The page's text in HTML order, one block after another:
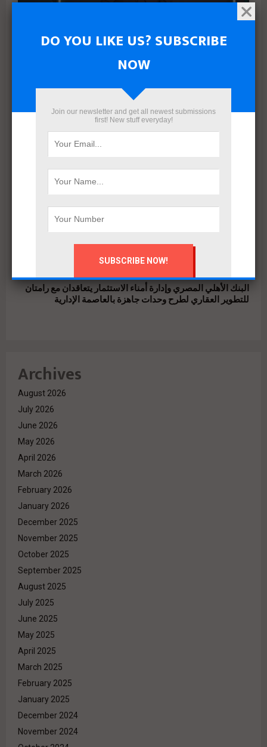
جديدة من النمو بدعم مالي بقيمة 700 مليون جنيه
البنك الأهلي المصري وإدارة أمناء الاستثمار يتعاقدان مع رامتان
للتطوير العقاري لطرح وحدات جاهزة بالعاصمة الإدارية
Archives
August 2026
July 2026
June 2026
May 2026
April 2026
March 2026
February 2026
January 2026
December 2025
November 2025
October 2025
September 2025
August 2025
July 2025
June 2025
May 2025
April 2025
March 2025
February 2025
January 2025
December 2024
November 2024
DO YOU LIKE US? SUBSCRIBE
NOW
Join our newsletter and get all newest submissions
first! New stuff everyday!